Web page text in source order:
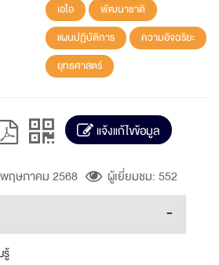
-
รู้
เอไอ
พัฒนาชาติ
แผนปฏิบัติการ
ความอัจฉริยะ
ยุทธศาสตร์
แจ้งแก้ไขข้อมูล
ฤษภาคม 2568 ผู้เยี่ยมชม: 552